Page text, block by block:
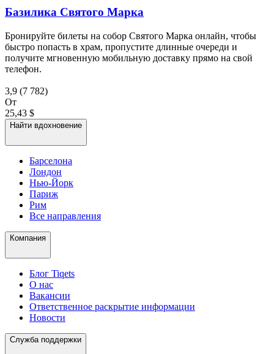
Базилика Святого Марка
Бронируйте билеты на собор Святого Марка онлайн, чтобы
быстро попасть в храм, пропустите длинные очереди и
получите мгновенную мобильную доставку прямо на свой
телефон.
3,9 (7 782)
От
25,43 $
Найти вдохновение
Барселона
Лондон
Нью-Йорк
Париж
Рим
Все направления
Компания
Блог Tiqets
О нас
Вакансии
Ответственное раскрытие информации
Новости
Служба поддержки